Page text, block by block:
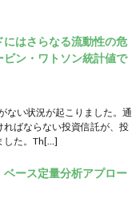
はさらなる流動性の危
ン・ワトソン統計値で
ない状況が起こりました。通
ばならない投資信託が、投
した。Th[…]
ース定量分析アプロー